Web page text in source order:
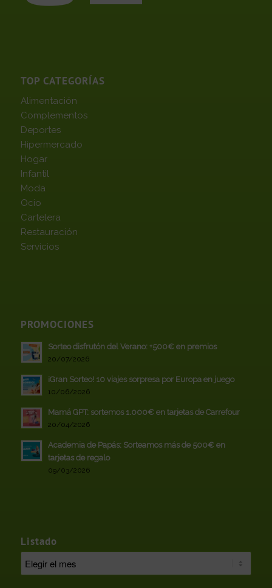
TOP CATEGORÍAS
Alimentación
Complementos
Deportes
Hipermercado
Hogar
Infantil
Moda
Ocio
Cartelera
Restauración
Servicios
PROMOCIONES
Sorteo disfrutón del Verano: +500€ en premios
20/07/2026
¡Gran Sorteo! 10 viajes sorpresa por Europa en juego
10/06/2026
Mamá GPT: sortemos 1.000€ en tarjetas de Carrefour
20/04/2026
Academia de Papás: Sorteamos más de 500€ en
tarjetas de regalo
09/03/2026
Listado